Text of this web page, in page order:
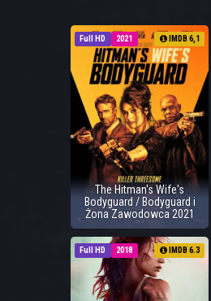
Full HD 2021 IMDB 6,1
The Hitman's Wife's
Bodyguard / Bodyguard i
Żona Zawodowca 2021
Full HD 2018 IMDB 6.3